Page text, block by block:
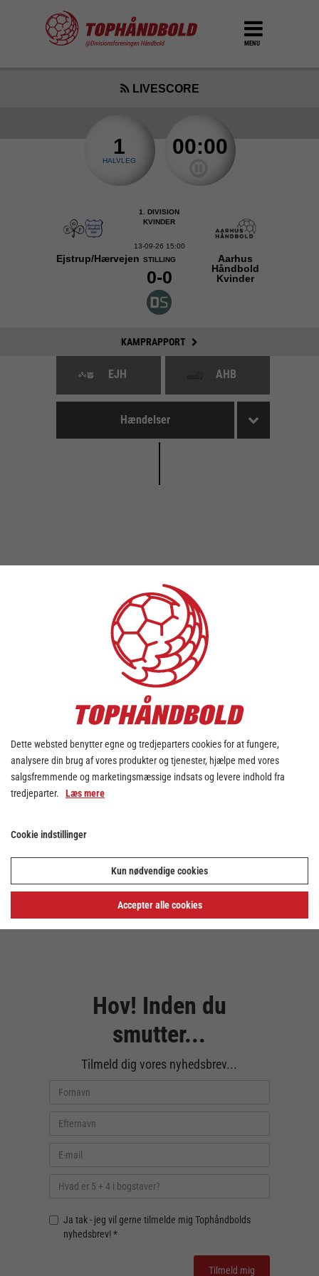
MENU
LIVESCORE
1
HALVLEG
00:00
Ejstrup/Hærvejen
1. DIVISION
KVINDER
13-09-26 15:00
STILLING
0-0
Aarhus
Håndbold
Kvinder
KAMPRAPPORT
EJH AHB
Hændelser
Hov! Inden du
smutter...
Tilmeld dig vores nyhedsbrev...
Ja tak - jeg vil gerne tilmelde mig Tophåndbolds
nyhedsbrev! *
Dette websted benytter egne og tredjeparters cookies for at fungere,
analysere din brug af vores produkter og tjenester, hjælpe med vores
salgsfremmende og marketingsmæssige indsats og levere indhold fra
tredjeparter. Læs mere
Cookie indstillinger
Kun nødvendige cookies
Accepter alle cookies